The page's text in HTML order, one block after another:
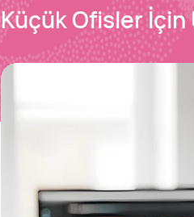
Küçük Ofisler İçin